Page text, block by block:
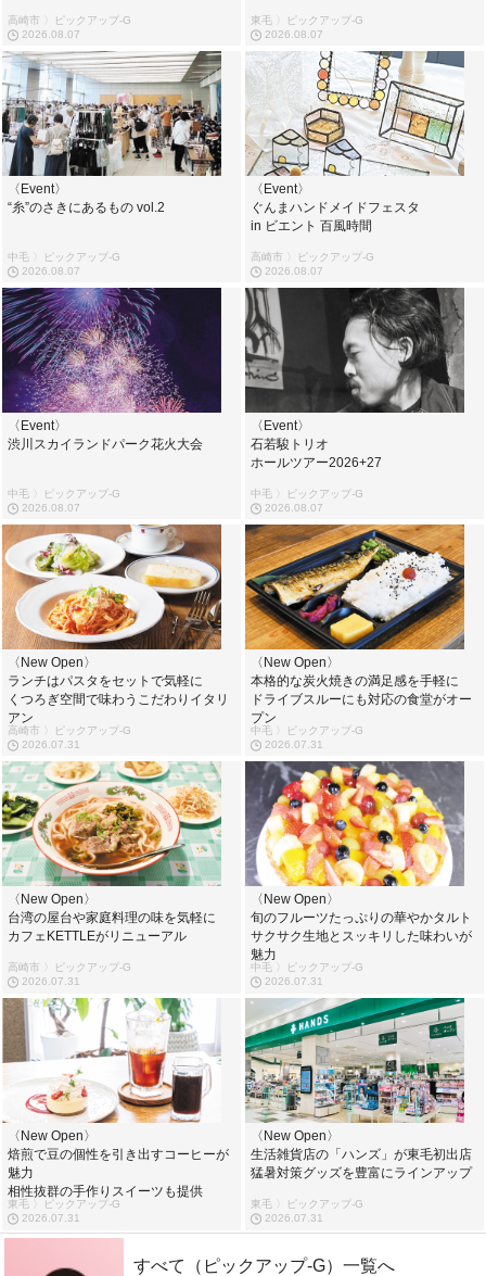
高崎市 〉ピックアップ-G
2026.08.07
東毛 〉ピックアップ-G
2026.08.07
〈Event〉
“糸”のさきにあるもの vol.2
中毛 〉ピックアップ-G
2026.08.07
〈Event〉
ぐんまハンドメイドフェスタ
in ビエント 百風時間
高崎市 〉ピックアップ-G
2026.08.07
〈Event〉
渋川スカイランドパーク花火大会
中毛 〉ピックアップ-G
2026.08.07
〈Event〉
石若駿トリオ
ホールツアー2026+27
中毛 〉ピックアップ-G
2026.08.07
〈New Open〉
ランチはパスタをセットで気軽に
くつろぎ空間で味わうこだわりイタリ
アン
高崎市 〉ピックアップ-G
2026.07.31
〈New Open〉
本格的な炭火焼きの満足感を手軽に
ドライブスルーにも対応の食堂がオー
プン
中毛 〉ピックアップ-G
2026.07.31
〈New Open〉
台湾の屋台や家庭料理の味を気軽に
カフェKETTLEがリニューアル
高崎市 〉ピックアップ-G
2026.07.31
〈New Open〉
旬のフルーツたっぷりの華やかタルト
サクサク生地とスッキリした味わいが
魅力
中毛 〉ピックアップ-G
2026.07.31
〈New Open〉
焙煎で豆の個性を引き出すコーヒーが
魅力
相性抜群の手作りスイーツも提供
東毛 〉ピックアップ-G
2026.07.31
〈New Open〉
生活雑貨店の「ハンズ」が東毛初出店
猛暑対策グッズを豊富にラインアップ
東毛 〉ピックアップ-G
2026.07.31
すべて（ピックアップ-G）一覧へ